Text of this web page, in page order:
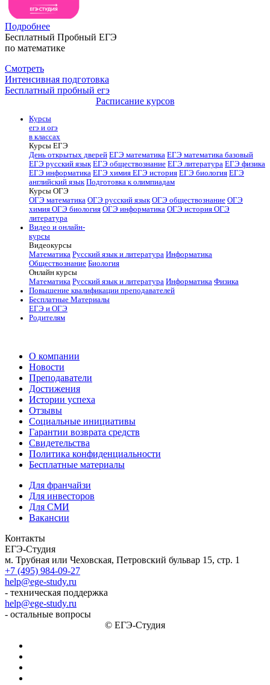
Подробнее
Бесплатный Пробный ЕГЭ
по математике
Смотреть
Интенсивная подготовка
Бесплатный пробный егэ
Расписание курсов
Курсы
егэ и огэ
в классах
Курсы ЕГЭ
День открытых дверей ЕГЭ математика ЕГЭ математика базовый
ЕГЭ русский язык ЕГЭ обществознание ЕГЭ литература ЕГЭ физика
ЕГЭ информатика ЕГЭ химия ЕГЭ история ЕГЭ биология ЕГЭ
английский язык Подготовка к олимпиадам
Курсы ОГЭ
ОГЭ математика ОГЭ русский язык ОГЭ обществознание ОГЭ
химия ОГЭ биология ОГЭ информатика ОГЭ история ОГЭ
литература
Видео и онлайн-
курсы
Видеокурсы
Математика Русский язык и литература Информатика
Обществознание Биология
Онлайн курсы
Математика Русский язык и литература Информатика Физика
Повышение квалификации преподавателей
Бесплатные Материалы
ЕГЭ и ОГЭ
Родителям
О компании
Новости
Преподаватели
Достижения
Истории успеха
Отзывы
Социальные инициативы
Гарантии возврата средств
Свидетельства
Политика конфиденциальности
Бесплатные материалы
Для франчайзи
Для инвесторов
Для СМИ
Вакансии
Контакты
ЕГЭ-Студия
м. Трубная или Чеховская, Петровский бульвар 15, стр. 1
+7 (495) 984-09-27
help@ege-study.ru
- техническая поддержка
help@ege-study.ru
- остальные вопросы
© ЕГЭ-Студия